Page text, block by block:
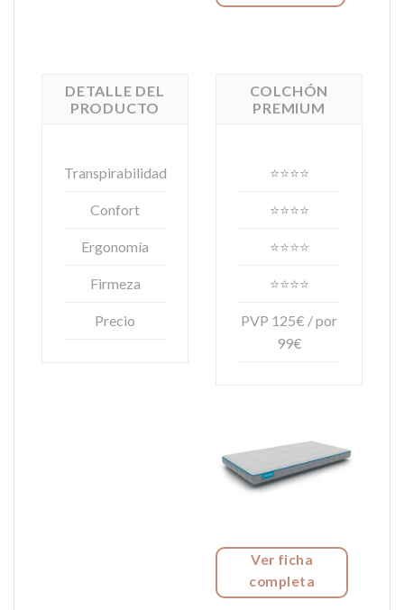
DETALLE DEL
PRODUCTO
Transpirabilidad
Confort
Ergonomía
Firmeza
Precio
COLCHÓN
PREMIUM
⭐⭐⭐⭐
⭐⭐⭐⭐
⭐⭐⭐⭐
⭐⭐⭐⭐
PVP 125€ / por
99€
Ver ficha
completa